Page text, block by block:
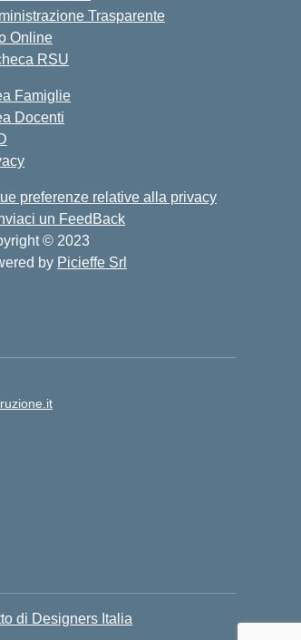
Trasparente
Online
RSU
Famiglie
Docenti
preferenze relative alla privacy
un FeedBack
© 2023
by Picieffe Srl
di Designers Italia